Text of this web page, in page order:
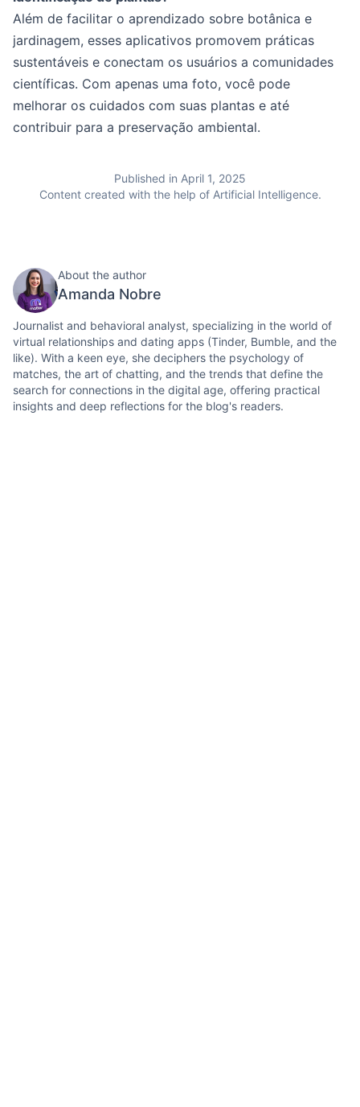
Além de facilitar o aprendizado sobre botânica e
jardinagem, esses aplicativos promovem práticas
sustentáveis e conectam os usuários a comunidades
científicas. Com apenas uma foto, você pode
melhorar os cuidados com suas plantas e até
contribuir para a preservação ambiental.
Published in April 1, 2025
Content created with the help of Artificial Intelligence.
About the author
Amanda Nobre
Journalist and behavioral analyst, specializing in the world of
virtual relationships and dating apps (Tinder, Bumble, and the
like). With a keen eye, she deciphers the psychology of
matches, the art of chatting, and the trends that define the
search for connections in the digital age, offering practical
insights and deep reflections for the blog's readers.